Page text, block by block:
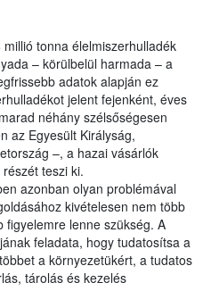
tonna élelmiszerhulladék
– körülbelül harmada – a
adatok alapján ez
jelent fejenként, éves
néhány szélsőségesen
az Egyesült Királyság,
–, a hazai vásárlók
teszi ki.
azonban olyan problémával
kivételesen nem több
lenne szükség. A
feladata, hogy tudatosítsa a
a környezetükért, a tudatos
tárolás és kezelés